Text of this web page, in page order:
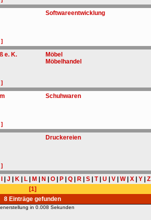
]
Softwareentwicklung
e. K.
]
Möbel
Möbelhandel
]
Schuhwaren
]
Druckereien
J K| L| M N O| P| Q| R| S| T| U V| W| X| Y| Z
[1]
8 Einträge gefunden
in 0.008 Sekunden